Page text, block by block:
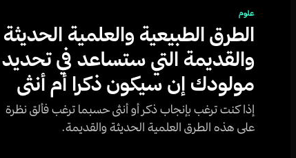
علوم
الطرق الطبيعية والعلمية الحديثة
والقديمة التي ستساعد في تحديد
مولودك إن سيكون ذكرا أم أنثى
إذا كنت ترغب بإنجاب ذكر أو أنثى حسبما ترغب فألق نظرة
على هذه الطرق العلمية الحديثة والقديمة.